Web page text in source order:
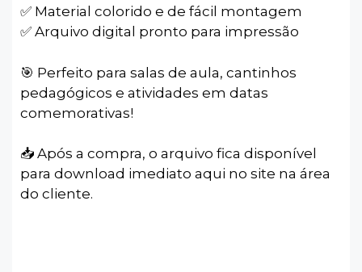
✅ Material colorido e de fácil montagem
✅ Arquivo digital pronto para impressão
🎯 Perfeito para salas de aula, cantinhos
pedagógicos e atividades em datas
comemorativas!
📥 Após a compra, o arquivo fica disponível
para download imediato aqui no site na área
do cliente.